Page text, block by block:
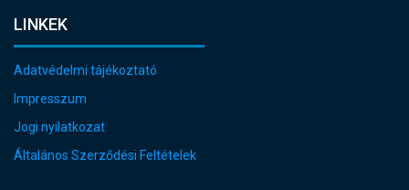
LINKEK
Adatvédelmi tájékoztató
Impresszum
Jogi nyilatkozat
Általános Szerződési Feltételek